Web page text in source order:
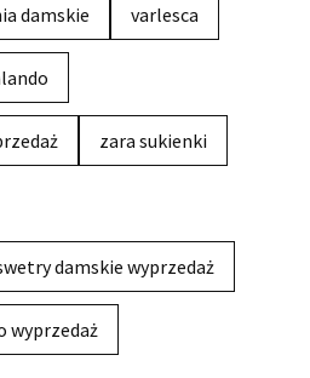
damskie varlesca
zara sukienki
damskie wyprzedaż
wyprzedaż